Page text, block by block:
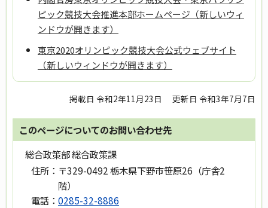
ピック競技大会推進本部ホームページ（新しいウィ
ンドウが開きます）
東京2020オリンピック競技大会公式ウェブサイト
（新しいウィンドウが開きます）
掲載日 令和2年11月23日 更新日 令和3年7月7日
このページについてのお問い合わせ先
総合政策部 総合政策課
住所： 〒329-0492 栃木県下野市笹原26（庁舎2
階）
電話： 0285-32-8886